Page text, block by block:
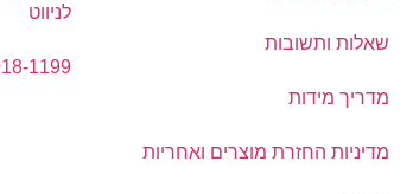
שאלות ותשובות
מדריך מידות
מדיניות החזרת מוצרים ואחריות
לניווט
1199